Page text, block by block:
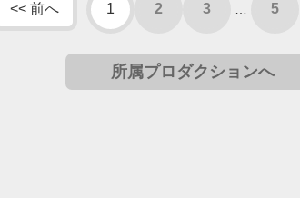
<< 前へ 1 2 3 … 5
所属プロダクションへ